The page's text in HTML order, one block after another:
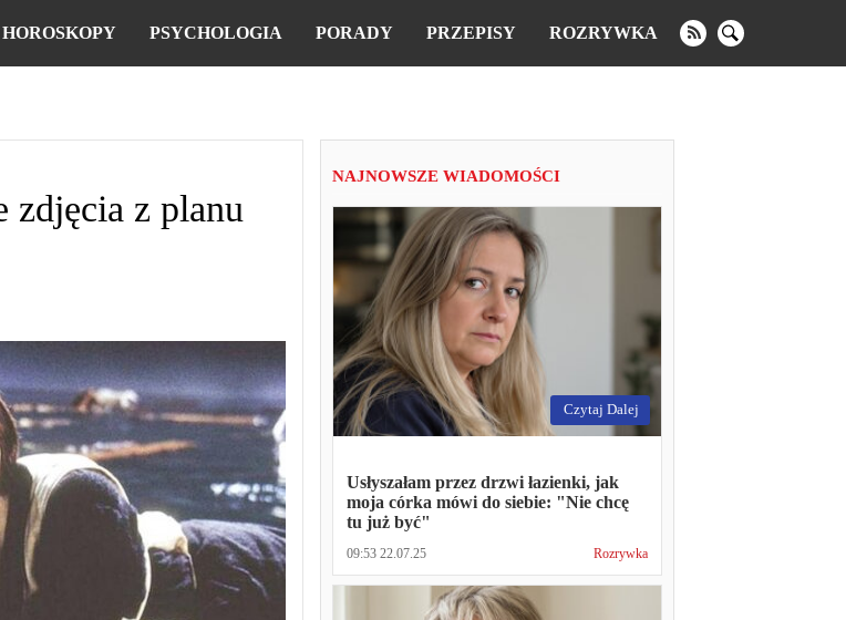
HOROSKOPY PSYCHOLOGIA PORADY PRZEPISY ROZRYWKA
zdjęcia z planu
NAJNOWSZE WIADOMOŚCI
Czytaj Dalej
Usłyszałam przez drzwi łazienki, jak
moja córka mówi do siebie: "Nie chcę
tu już być"
09:53 22.07.25 Rozrywka